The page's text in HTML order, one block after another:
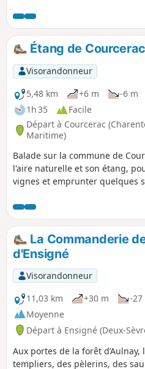
Étang de Courcerac
Visorandonneur
5,48 km
+6 m
-6 m
1h 35
Facile
Départ à Courcerac
Maritime)
Balade sur la commune de
l'aire naturelle et son étang,
vignes et emprunter quelques
La Commanderie
d'Ensigné
Visorandonneur
11,03 km
+30 m -27
Moyenne
Départ à Ensigné (Deux-
Aux portes de la forêt d’Aulnay,
templiers, des pèlerins, des